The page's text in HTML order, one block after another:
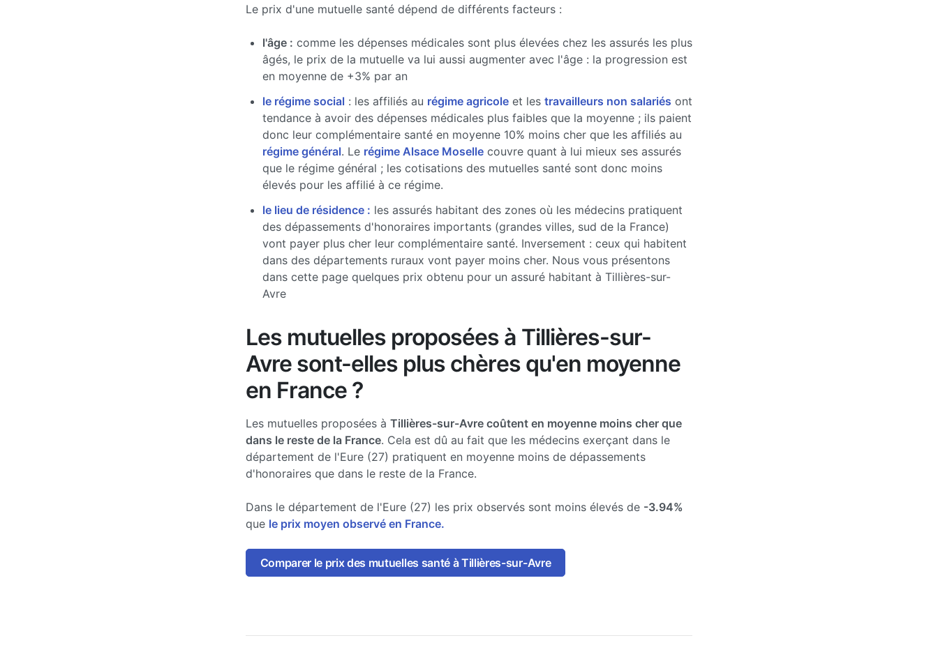
Le prix d'une mutuelle santé dépend de différents facteurs :
l'âge : comme les dépenses médicales sont plus élevées chez les assurés les plus
âgés, le prix de la mutuelle va lui aussi augmenter avec l'âge : la progression est
en moyenne de +3% par an
le régime social : les affiliés au régime agricoleet les travailleurs non salariés ont
tendance à avoir des dépenses médicales plus faibles que la moyenne ; ils paient
donc leur complémentaire santé en moyenne 10% moins cher que les affiliés au
régime général. Le régime Alsace Mosellecouvre quant à lui mieux ses assurés
que le régime général ; les cotisations des mutuelles santé sont donc moins
élevés pour les affilié à ce régime.
le lieu de résidence : les assurés habitant des zones où les médecins pratiquent
des dépassements d'honoraires importants (grandes villes, sud de la France)
vont payer plus cher leur complémentaire santé. Inversement : ceux qui habitent
dans des départements ruraux vont payer moins cher. Nous vous présentons
dans cette page quelques prix obtenu pour un assuré habitant à Tillières-sur-
Avre
Les mutuelles proposées à Tillières-sur-
Avre sont-elles plus chères qu'en moyenne
en France ?
Les mutuelles proposées à Tillières-sur-Avre coûtent en moyenne moins cher que
dans le reste de la France. Cela est dû au fait que les médecins exerçant dans le
département de l'Eure (27) pratiquent en moyenne moins de dépassements
d'honoraires que dans le reste de la France.
Dans le département de l'Eure (27) les prix observés sont moins élevés de -3.94%
que le prix moyen observé en France.
Comparer le prix des mutuelles santé à Tillières-sur-Avre